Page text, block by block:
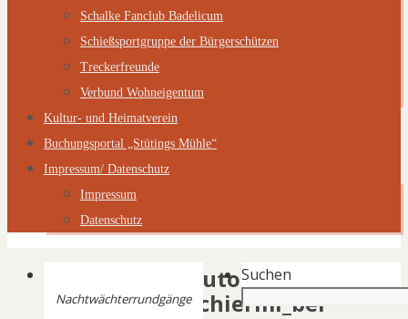
Schalke Fanclub Badelicum
Schießsportgruppe der Bürgerschützen
Treckerfreunde
Verbund Wohneigentum
Kultur- und Heimatverein
Buchungsportal „Stütings Mühle“
Impressum/ Datenschutz
Impressum
Datenschutz
Autor:
Schiermi_bel
Nachtwächterrundgänge
Suchen